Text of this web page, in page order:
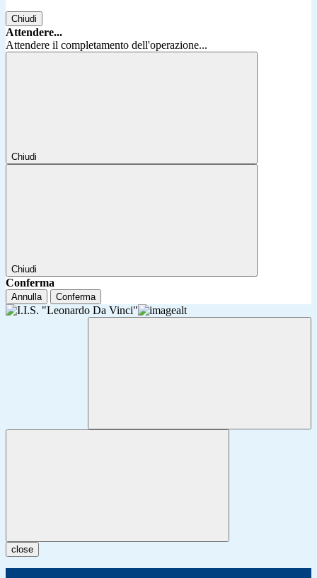
Chiudi
Attendere...
Attendere il completamento dell'operazione...
Chiudi
Chiudi
Conferma
Annulla Conferma
close